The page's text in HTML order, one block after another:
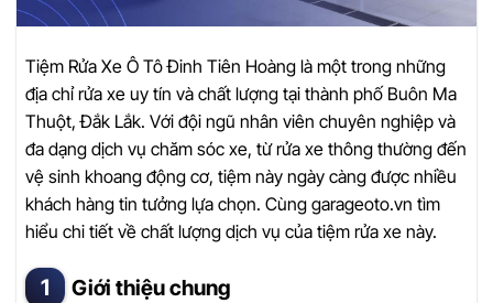
Tiệm Rửa Xe Ô Tô Đinh Tiên Hoàng là một trong những
địa chỉ rửa xe uy tín và chất lượng tại thành phố Buôn Ma
Thuột, Đắk Lắk. Với đội ngũ nhân viên chuyên nghiệp và
đa dạng dịch vụ chăm sóc xe, từ rửa xe thông thường đến
vệ sinh khoang động cơ, tiệm này ngày càng được nhiều
khách hàng tin tưởng lựa chọn. Cùng garageoto.vn tìm
hiểu chi tiết về chất lượng dịch vụ của tiệm rửa xe này.
Giới thiệu chung